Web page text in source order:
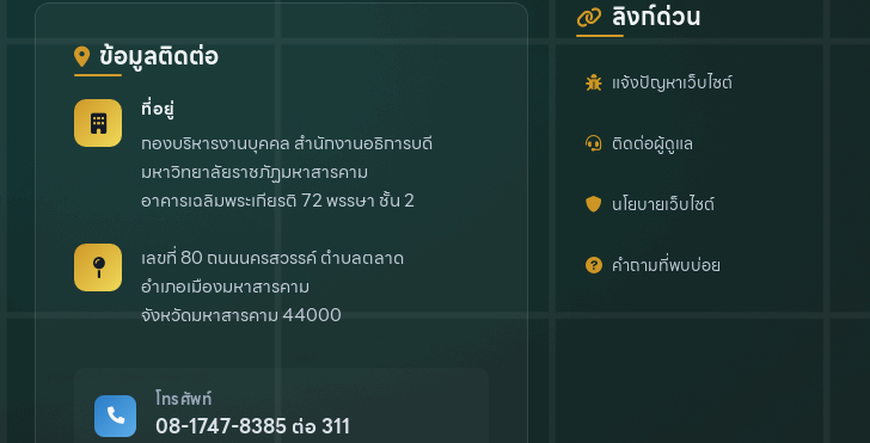
ข้อมูลติดต่อ
ที่อยู่
กองบริหารงานบุคคล สำนักงานอธิการบดี
มหาวิทยาลัยราชภัฏมหาสารคาม
อาคารเฉลิมพระเกียรติ 72 พรรษา ชั้น 2
เลขที่ 80 ถนนนครสวรรค์ ตำบลตลาด
อำเภอเมืองมหาสารคาม
จังหวัดมหาสารคาม 44000
โทรศัพท์
08-1747-8385 ต่อ 311
ลิงก์ด่วน
แจ้งปัญหาเว็บไซต์
ติดต่อผู้ดูแล
นโยบายเว็บไซต์
คำถามที่พบบ่อย